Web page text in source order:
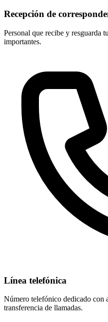
Recepción de
Personal que recibe y resguarda
importantes.
Línea telefónica
Número telefónico dedicado con
transferencia de llamadas.